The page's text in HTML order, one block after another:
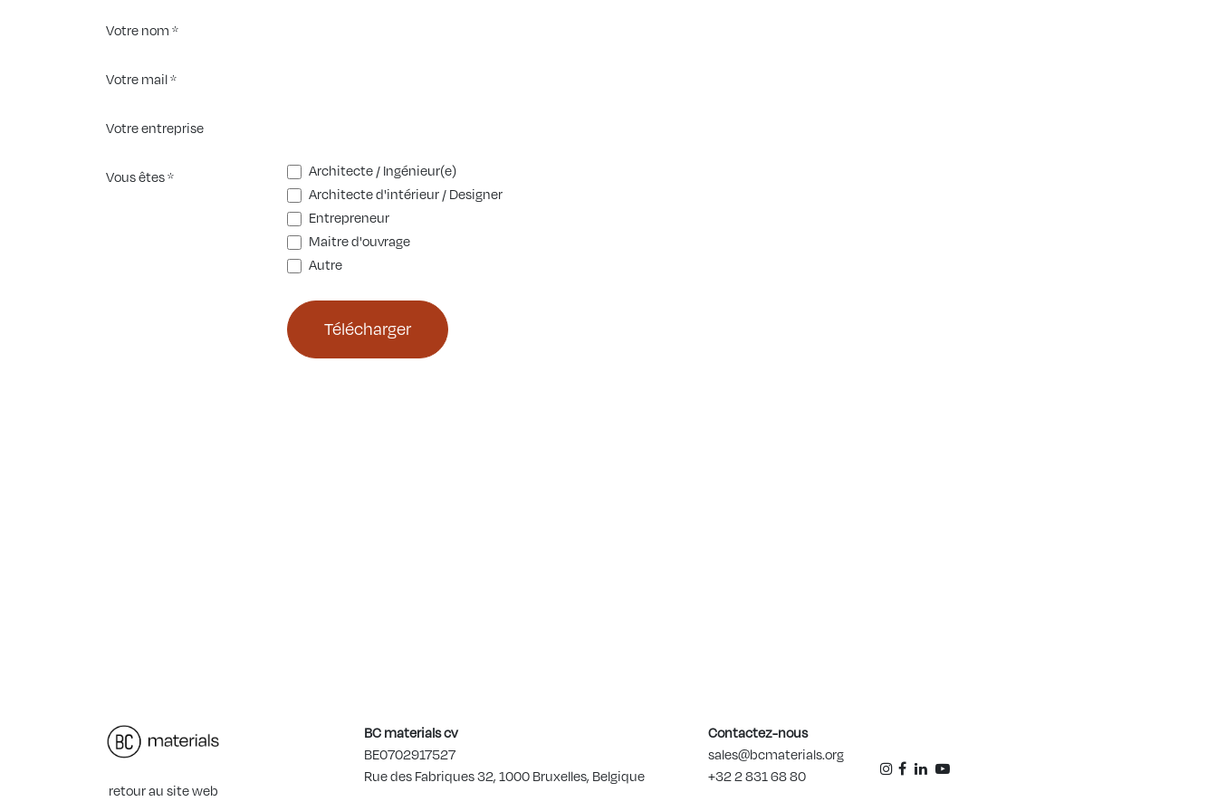
Votre nom *
Votre mail*
Votre entreprise
Vous êtes*
Architecte / Ingénieur(e)
Architecte d'intérieur / Designer
Entrepreneur
Maitre d'ouvrage
Autre
Télécharger
retour au site web
BC materials cv
BE0702917527
Rue des Fabriques 32, 1000 Bruxelles, Belgique
Contactez-nous
sales@bcmaterials.org
+32 2 831 68 80